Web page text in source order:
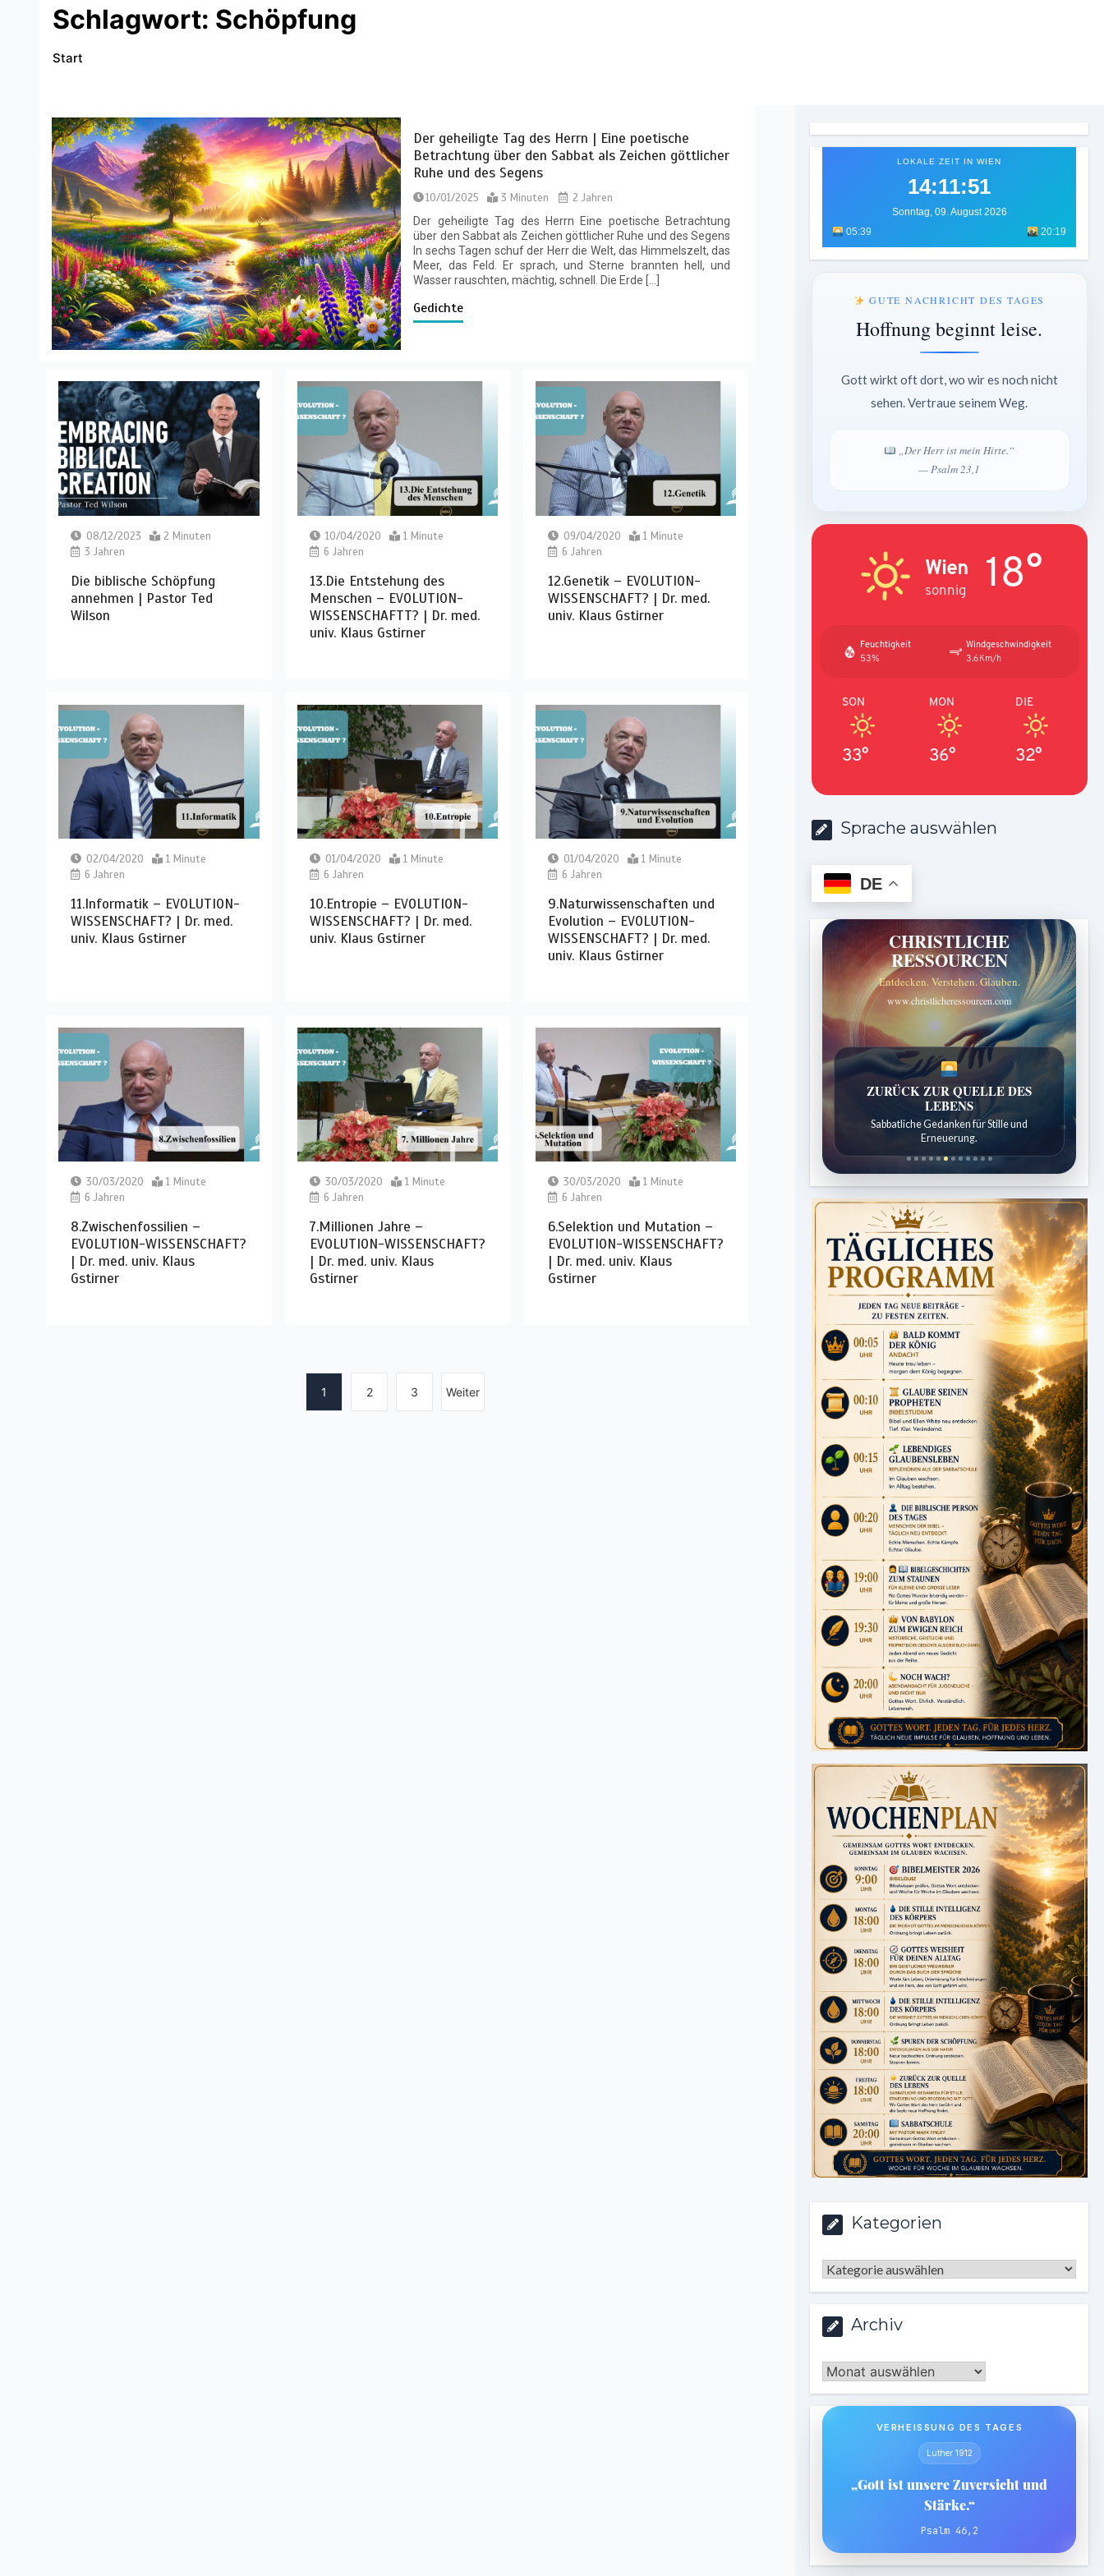
Schlagwort: Schöpfung
Start
Der geheiligte Tag des Herrn | Eine poetische
Betrachtung über den Sabbat als Zeichen göttlicher
Ruhe und des Segens
10/01/2025 3 Minuten
2 Jahren
Der geheiligte Tag des Herrn Eine poetische Betrachtung
über den Sabbat als Zeichen göttlicher Ruhe und des Segens
In sechs Tagen schuf der Herr die Welt, das Himmelszelt, das
Meer, das Feld. Er sprach, und Sterne brannten hell, und
Wasser rauschten, mächtig, schnell. Die Erde […]
Gedichte
08/12/2023
2 Minuten
3 Jahren
Die biblische Schöpfung
annehmen | Pastor Ted
Wilson
10/04/2020
1 Minute
6 Jahren
13.Die Entstehung des
Menschen – EVOLUTION-
WISSENSCHAFTT? | Dr. med.
univ. Klaus Gstirner
09/04/2020
1 Minute
6 Jahren
12.Genetik – EVOLUTION-
WISSENSCHAFT? | Dr. med.
univ. Klaus Gstirner
02/04/2020
1 Minute
6 Jahren
11.Informatik – EVOLUTION-
WISSENSCHAFT? | Dr. med.
univ. Klaus Gstirner
01/04/2020
1 Minute
6 Jahren
10.Entropie – EVOLUTION-
WISSENSCHAFT? | Dr. med.
univ. Klaus Gstirner
01/04/2020
1 Minute
6 Jahren
9.Naturwissenschaften und
Evolution – EVOLUTION-
WISSENSCHAFT? | Dr. med.
univ. Klaus Gstirner
30/03/2020
1 Minute
6 Jahren
8.Zwischenfossilien –
EVOLUTION-WISSENSCHAFT?
| Dr. med. univ. Klaus
Gstirner
30/03/2020
1 Minute
6 Jahren
7.Millionen Jahre –
EVOLUTION-WISSENSCHAFT?
| Dr. med. univ. Klaus
Gstirner
30/03/2020
1 Minute
6 Jahren
6.Selektion und Mutation –
EVOLUTION-WISSENSCHAFT?
| Dr. med. univ. Klaus
Gstirner
1 2 3 Weiter
LOKALE ZEIT IN WIEN
14:11:52
Sonntag, 09. August 2026
05:39
20:19
GUTE NACHRICHT DES TAGES
Hoffnung beginnt leise.
Gott wirkt oft dort, wo wir es noch nicht
sehen. Vertraue seinem Weg.
„Der Herr ist mein Hirte.“
— Psalm 23,1
Wien
sonnig 18°
Feuchtigkeit
53%
Windgeschwindigkeit
3.6Km/h
SON
33°
MON
36°
DIE
32°
Sprache auswählen
DE
CHRISTLICHE
RESSOURCEN
Entdecken. Verstehen. Glauben.
www.christlicheressourcen.com
ZURÜCK ZUR QUELLE DES
LEBENS
Sabbatliche Gedanken für Stille und
Erneuerung.
Kategorien
Kategorien
Archiv
Archiv
VERHEISSUNG DES TAGES
Luther 1912
„Gott ist unsere Zuversicht und
Stärke.“
Psalm 46,2